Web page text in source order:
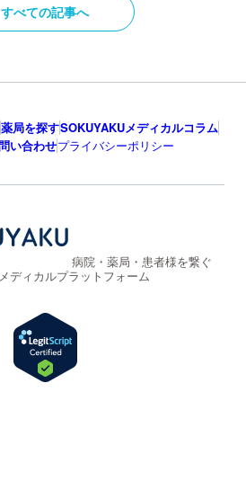
すべての記事へ
薬局を探すSOKUYAKUメディカルコラム
い合わせプライバシーポリシー
病院・薬局・患者様を繋ぐ
ディカルプラットフォーム